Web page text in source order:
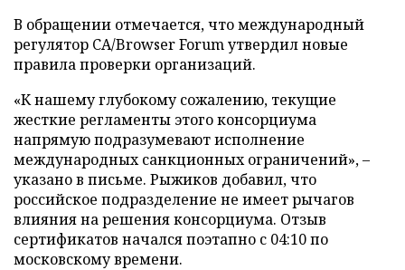
В обращении отмечается, что международный
регулятор CA/Browser Forum утвердил новые
правила проверки организаций.
«К нашему глубокому сожалению, текущие
жесткие регламенты этого консорциума
напрямую подразумевают исполнение
международных санкционных ограничений», –
указано в письме. Рыжиков добавил, что
российское подразделение не имеет рычагов
влияния на решения консорциума. Отзыв
сертификатов начался поэтапно с 04:10 по
московскому времени.